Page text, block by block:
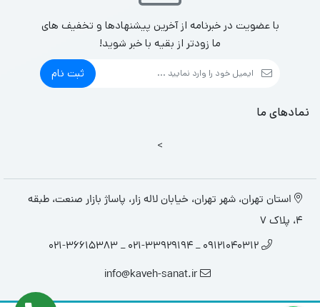
با عضویت در خبرنامه از آخرین پیشنهادها و تخفیف های
ما زودتر از بقیه با خبر شوید!
ثبت نام
نمادهای ما
>
استان تهران، شهر تهران، خیابان لاله زار، پاساژ بازار صنعت، طبقه
4، پلاک 7
09121040312 _ 021-33929194 _ 021-36615383
info@kaveh-sanat.ir